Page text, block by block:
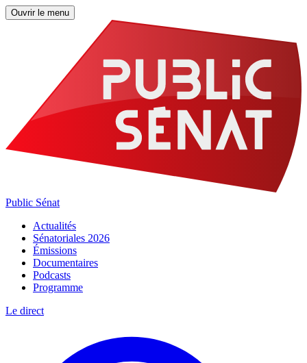
Ouvrir le menu
Public Sénat
Actualités
Sénatoriales 2026
Émissions
Documentaires
Podcasts
Programme
Le direct